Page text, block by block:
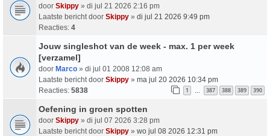
door Skippy » di jul 21 2026 2:16 pm
Laatste bericht door Skippy » di jul 21 2026 9:49 pm
Reacties: 4
Jouw singleshot van de week - max. 1 per week
[verzamel]
door Marco » di jul 01 2008 12:08 am
Laatste bericht door Skippy » ma jul 20 2026 10:34 pm
Reacties: 5838 1 … 387 388 389 390
Oefening in groen spotten
door Skippy » di jul 07 2026 3:28 pm
Laatste bericht door Skippy » wo jul 08 2026 12:31 pm